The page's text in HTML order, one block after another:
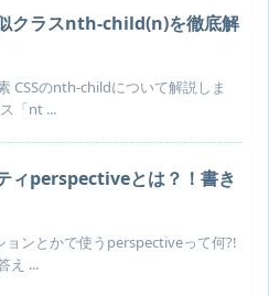
似クラスnth-child(n)を徹底解
CSSのnth-childについて解説しま
「nt ...
ィperspectiveとは？！書き
ョンとかで使うperspectiveって何?!
え ...